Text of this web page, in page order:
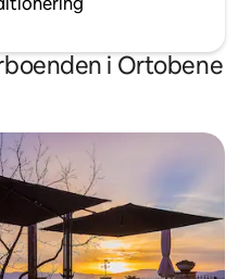
i Ortobene